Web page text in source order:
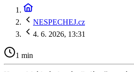
NESPECHEJ.cz
4. 6. 2026, 13:31
1 min